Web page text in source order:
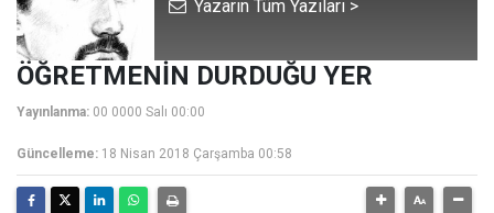
Yazarın Tüm Yazıları >
ÖĞRETMENİN DURDUĞU YER
Yayınlanma: 00 0000 Salı 00:00
Güncelleme: 18 Nisan 2018 Çarşamba 00:58